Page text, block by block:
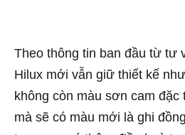
Theo thông tin ban đầu từ tư
Hilux mới vẫn giữ thiết kế
không còn màu sơn cam
mà sẽ có màu mới là ghi